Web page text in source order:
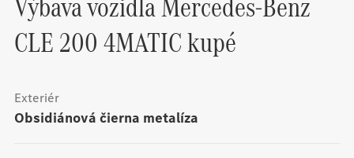
CLE 200 4MATIC kupé
obsidiánová čierna metalíza
Exteriér